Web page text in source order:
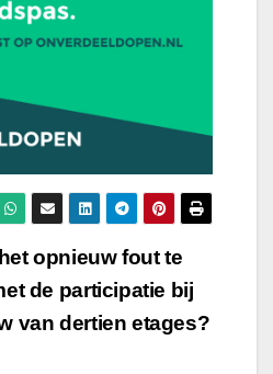
opnieuw fout te
de participatie bij
van dertien etages?